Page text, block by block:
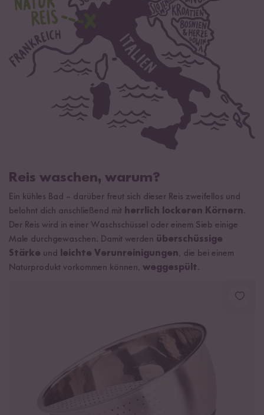
Reis waschen, warum?
Ein kühles Bad – darüber freut sich dieser Reis zweifellos und
belohnt dich anschließend mit herrlich lockeren Körnern.
Der Reis wird in einer Waschschüssel oder einem Sieb einige
Male durchgewaschen. Damit werden überschüssige
Stärke und leichte Verunreinigungen, die bei einem
Naturprodukt vorkommen können, weggespült.